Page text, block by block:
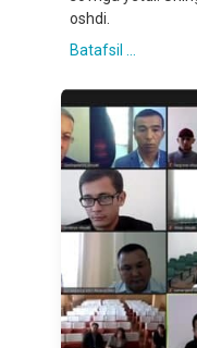
oshdi.
Batafsil ...